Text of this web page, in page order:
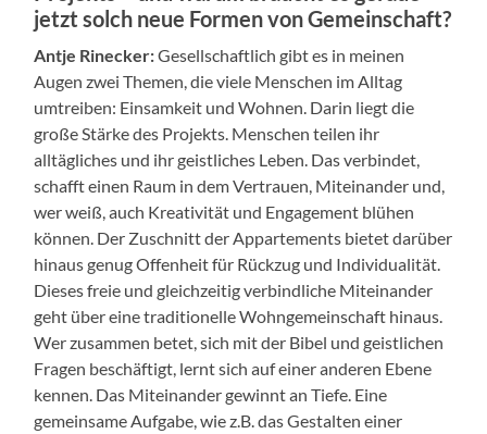
jetzt solch neue Formen von Gemeinschaft?
Antje Rinecker:Gesellschaftlich gibt es in meinen
Augen zwei Themen, die viele Menschen im Alltag
umtreiben: Einsamkeit und Wohnen. Darin liegt die
große Stärke des Projekts. Menschen teilen ihr
alltägliches und ihr geistliches Leben. Das verbindet,
schafft einen Raum in dem Vertrauen, Miteinander und,
wer weiß, auch Kreativität und Engagement blühen
können. Der Zuschnitt der Appartements bietet darüber
hinaus genug Offenheit für Rückzug und Individualität.
Dieses freie und gleichzeitig verbindliche Miteinander
geht über eine traditionelle Wohngemeinschaft hinaus.
Wer zusammen betet, sich mit der Bibel und geistlichen
Fragen beschäftigt, lernt sich auf einer anderen Ebene
kennen. Das Miteinander gewinnt an Tiefe. Eine
gemeinsame Aufgabe, wie z.B. das Gestalten einer